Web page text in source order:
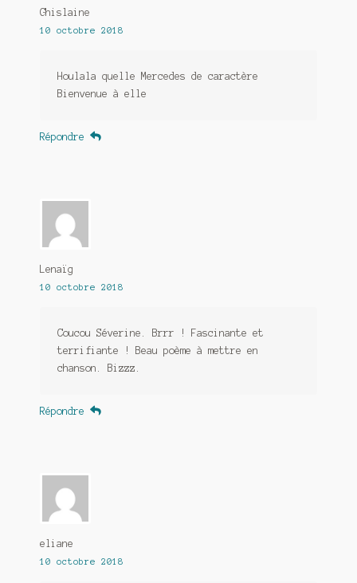
Ghislaine
10 octobre 2018
Houlala quelle Mercedes de caractère
Bienvenue à elle
Répondre
Lenaïg
10 octobre 2018
Coucou Séverine. Brrr ! Fascinante et
terrifiante ! Beau poème à mettre en
chanson. Bizzz.
Répondre
eliane
10 octobre 2018